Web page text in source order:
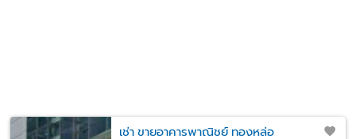
เช่า ขายอาคารพาณิชย์ ทองหล่อ